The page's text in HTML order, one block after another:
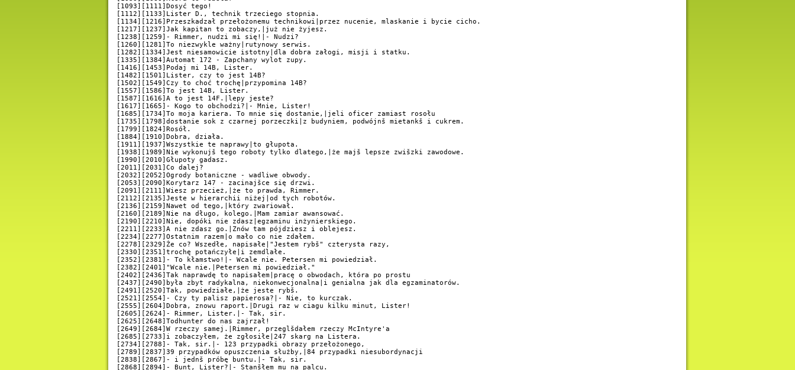
[1093][1111]Dosyć tego!
[1112][1133]Lister D., technik trzeciego stopnia.
[1134][1216]Przeszkadzał przełożonemu technikowi|przez nucenie, mlaskanie i bycie cicho.
[1217][1237]Jak kapitan to zobaczy,|już nie żyjesz.
[1238][1259]- Rimmer, nudzi mi się!|- Nudzi?
[1260][1281]To niezwykle ważny|rutynowy serwis.
[1282][1334]Jest niesamowicie istotny|dla dobra załogi, misji i statku.
[1335][1384]Automat 172 - Zapchany wylot zupy.
[1416][1453]Podaj mi 14B, Lister.
[1482][1501]Lister, czy to jest 14B?
[1502][1549]Czy to choć trochę|przypomina 14B?
[1557][1586]To jest 14B, Lister.
[1587][1616]A to jest 14F.|lepy jeste?
[1617][1665]- Kogo to obchodzi?|- Mnie, Lister!
[1685][1734]To moja kariera. To mnie się dostanie,|jeli oficer zamiast rosołu
[1735][1798]dostanie sok z czarnej porzeczki|z budyniem, podwójnš mietankš i cukrem.
[1799][1824]Rosół.
[1884][1910]Dobra, działa.
[1911][1937]Wszystkie te naprawy|to głupota.
[1938][1989]Nie wykonujš tego roboty tylko dlatego,|że majš lepsze zwišzki zawodowe.
[1990][2010]Głupoty gadasz.
[2011][2031]Co dalej?
[2032][2052]Ogrody botaniczne - wadliwe obwody.
[2053][2090]Korytarz 147 - zacinajšce się drzwi.
[2091][2111]Wiesz przecież,|że to prawda, Rimmer.
[2112][2135]Jeste w hierarchii niżej|od tych robotów.
[2136][2159]Nawet od tego,|który zwariował.
[2160][2189]Nie na długo, kolego.|Mam zamiar awansować.
[2190][2210]Nie, dopóki nie zdasz|egzaminu inżynierskiego.
[2211][2233]A nie zdasz go.|Znów tam pójdziesz i oblejesz.
[2234][2277]Ostatnim razem|o mało co nie zdałem.
[2278][2329]Że co? Wszedłe, napisałe|"Jestem rybš" czterysta razy,
[2330][2351]trochę potańczyłe|i zemdlałe.
[2352][2381]- To kłamstwo!|- Wcale nie. Petersen mi powiedział.
[2382][2401]"Wcale nie.|Petersen mi powiedział."
[2402][2436]Tak naprawdę to napisałem|pracę o obwodach, która po prostu
[2437][2490]była zbyt radykalna, niekonwecjonalna|i genialna jak dla egzaminatorów.
[2491][2520]Tak, powiedziałe,|że jeste rybš.
[2521][2554]- Czy ty palisz papierosa?|- Nie, to kurczak.
[2555][2604]Dobra, znowu raport.|Drugi raz w ciagu kilku minut, Lister!
[2605][2624]- Rimmer, Lister.|- Tak, sir.
[2625][2648]Todhunter do nas zajrzał!
[2649][2684]W rzeczy samej.|Rimmer, przeglšdałem rzeczy McIntyre'a
[2685][2733]i zobaczyłem, że zgłosiłe|247 skarg na Listera.
[2734][2788]- Tak, sir.|- 123 przypadki obrazy przełożonego,
[2789][2837]39 przypadków opuszczenia służby,|84 przypadki niesubordynacji
[2838][2867]- i jednš próbę buntu.|- Tak, sir.
[2868][2894]- Bunt, Lister?|- Stanšłem mu na palcu.